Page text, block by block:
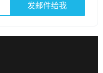
发邮件给我